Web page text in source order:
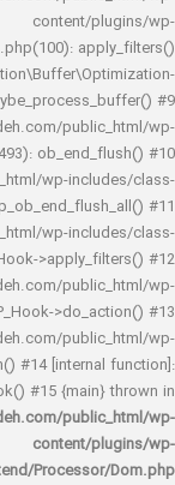
decokadeh.com/
public_html/wp-
public_html/wp-
WP_Hook-
decokadeh.com/
WP_Hook-
decokadeh.com/
do_action() #14
#15
decokadeh.com/
Frontend/